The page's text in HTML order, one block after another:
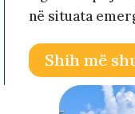
në situata
Shih më